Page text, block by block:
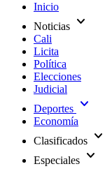
Inicio
Noticias expand_more
Cali
Licita
Política
Elecciones
Judicial
Deportes expand_more
Economía
Clasificados expand_more
Especiales expand_more